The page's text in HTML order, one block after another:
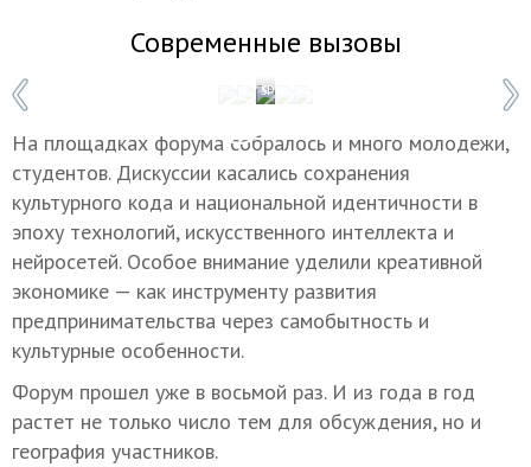
Современные вызовы
Фото: © Иван Губский/ТАСС
1 / 5
На площадках форума собралось и много молодежи,
студентов. Дискуссии касались сохранения
культурного кода и национальной идентичности в
эпоху технологий, искусственного интеллекта и
нейросетей. Особое внимание уделили креативной
экономике — как инструменту развития
предпринимательства через самобытность и
культурные особенности.
Форум прошел уже в восьмой раз. И из года в год
растет не только число тем для обсуждения, но и
география участников.